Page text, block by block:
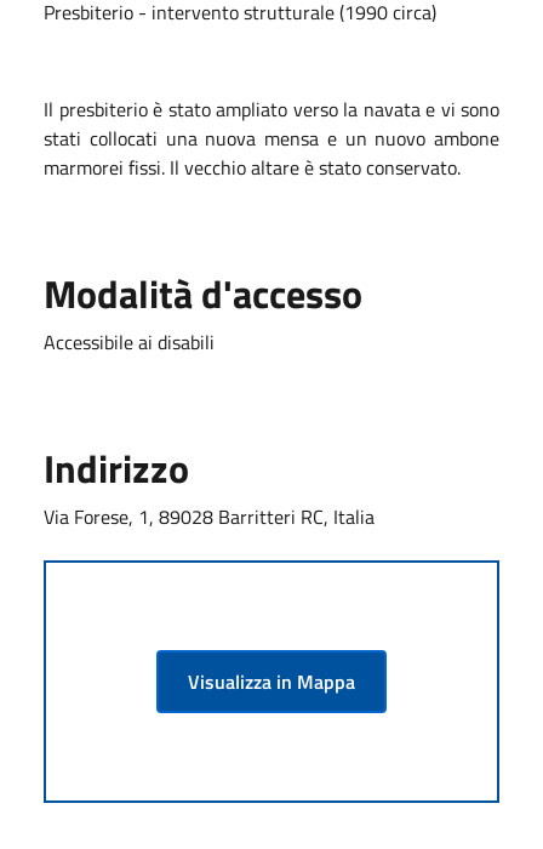
Presbiterio - intervento strutturale (1990 circa)
Il presbiterio è stato ampliato verso la navata e vi sono
stati collocati una nuova mensa e un nuovo ambone
marmorei fissi. Il vecchio altare è stato conservato.
Modalità d'accesso
Accessibile ai disabili
Indirizzo
Via Forese, 1, 89028 Barritteri RC, Italia
Visualizza in Mappa